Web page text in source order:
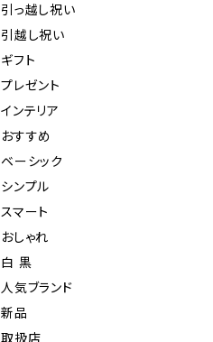
引っ越し祝い
引越し祝い
ギフト
プレゼント
インテリア
おすすめ
ベーシック
シンプル
スマート
おしゃれ
白 黒
人気ブランド
新品
取扱店